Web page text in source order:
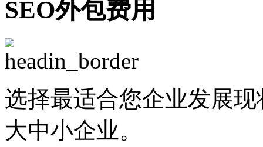
SEO外包费用
选择最适合您企业发展
大中小企业。